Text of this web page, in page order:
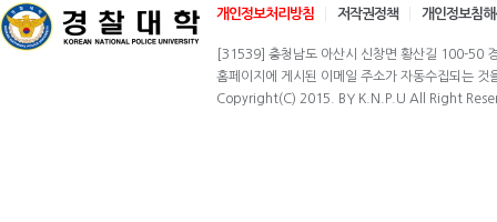
개인정보처리방침 저작권정책 개인정보침
[31539] 충청남도 아산시 신창면 황산길 100-50
홈페이지에 게시된 이메일 주소가 자동수집되는
Copyright(C) 2015. BY K.N.P.U All Right